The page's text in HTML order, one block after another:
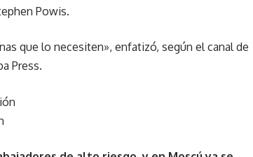
Powis.
que lo necesiten», enfatizó, según el canal de
Press.